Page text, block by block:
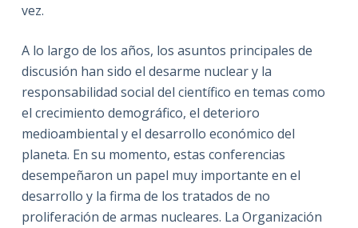
vez.
A lo largo de los años, los asuntos principales de
discusión han sido el desarme nuclear y la
responsabilidad social del científico en temas como
el crecimiento demográfico, el deterioro
medioambiental y el desarrollo económico del
planeta. En su momento, estas conferencias
desempeñaron un papel muy importante en el
desarrollo y la firma de los tratados de no
proliferación de armas nucleares. La Organización